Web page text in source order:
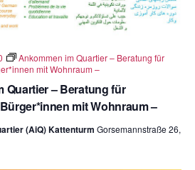
Quartier – Beratung für
mit Wohnraum –
Ankommen im Quartier – Beratung für
mit Wohnraum –
(AiQ) Kattenturm Gorsemannstraße 26,